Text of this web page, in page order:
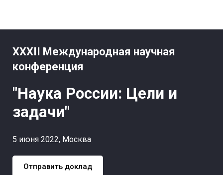
XXXII Международная научная
конференция
"Наука России: Цели и
задачи"
5 июня 2022, Москва
Отправить доклад